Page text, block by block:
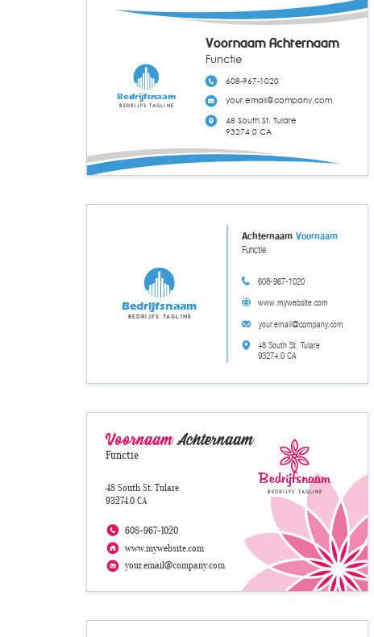
608-967-1020
your.email@company.com
48 South St. Tulare
93274.0 CA
Functie
Voornaam Achternaam
Bedrijfsnaam
Bedrijfs tagline
your.email@company.com
48 South St. Tulare
93274.0 CA
608-967-1020
www.mywebsite.com
Functie
AchternaamVoornaam
Bedrijfsnaam
Bedrijfs tagline
your.email@company.com
608-967-1020
www.mywebsite.com
Functie
48 South St. Tulare
93274.0 CA
VoornaamAchternaam
Bedrijfsnaam
Bedrijfs tagline